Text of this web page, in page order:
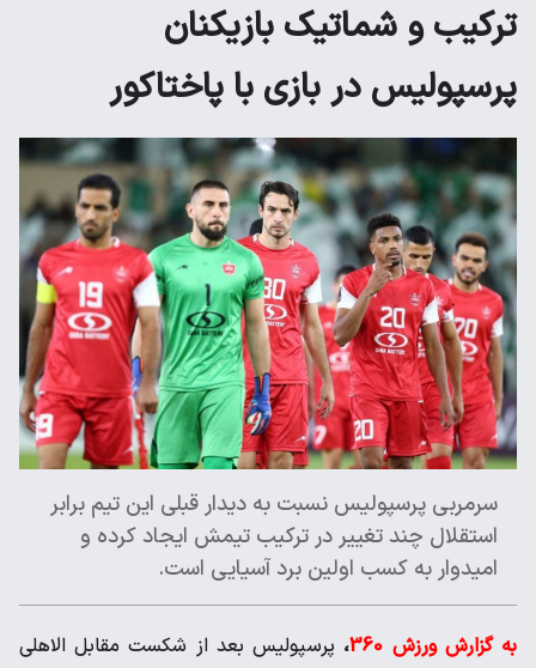
ترکیب و شماتیک بازیکنان
پرسپولیس در بازی با پاختاکور
سرمربی پرسپولیس نسبت به دیدار قبلی این تیم برابر
استقلال چند تغییر در ترکیب تیمش ایجاد کرده و
امیدوار به کسب اولین برد آسیایی است.
به گزارش ورزش 360 ، پرسپولیس بعد از شکست مقابل الاهلی